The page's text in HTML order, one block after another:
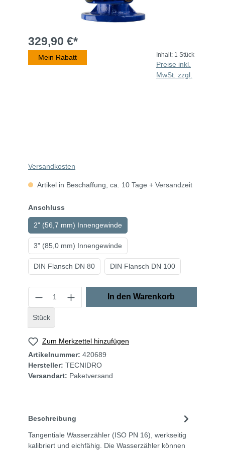
329,90 €*
Mein Rabatt Inhalt: 1 Stück
Preise inkl.
MwSt. zzgl.
Versandkosten
Artikel in Beschaffung, ca. 10 Tage + Versandzeit
Anschluss
2" (56,7 mm) Innengewinde
3" (85,0 mm) Innengewinde
DIN Flansch DN 80 DIN Flansch DN 100
Stück
In den Warenkorb
Zum Merkzettel hinzufügen
Artikelnummer: 420689
Hersteller: TECNIDRO
Versandart: Paketversand
Beschreibung
Tangentiale Wasserzähler (ISO PN 16), werkseitig
kalibriert und eichfähig. Die Wasserzähler können